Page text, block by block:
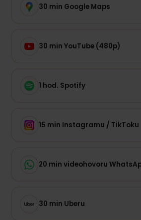
30 min Google Maps
30 min YouTube (480p)
1 hod. Spotify
15 min Instagramu / TikToku
20 min videohovoru
30 min Uberu